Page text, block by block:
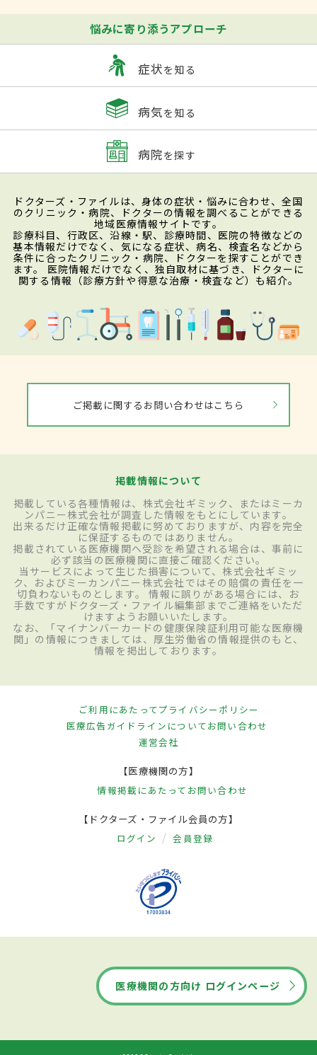
悩みに寄り添うアプローチ
症状を知る
病気を知る
病院を探す
ドクターズ・ファイルは、身体の症状・悩みに合わせ、全国
のクリニック・病院、ドクターの情報を調べることができる
地域医療情報サイトです。
診療科目、行政区、沿線・駅、診療時間、医院の特徴などの
基本情報だけでなく、気になる症状、病名、検査名などから
条件に合ったクリニック・病院、ドクターを探すことができ
ます。 医院情報だけでなく、独自取材に基づき、ドクターに
関する情報（診療方針や得意な治療・検査など）も紹介。
ご掲載に関するお問い合わせはこちら
掲載情報について
掲載している各種情報は、株式会社ギミック、またはミーカ
ンパニー株式会社が調査した情報をもとにしています。
出来るだけ正確な情報掲載に努めておりますが、内容を完全
に保証するものではありません。
掲載されている医療機関へ受診を希望される場合は、事前に
必ず該当の医療機関に直接ご確認ください。
当サービスによって生じた損害について、株式会社ギミッ
ク、およびミーカンパニー株式会社ではその賠償の責任を一
切負わないものとします。 情報に誤りがある場合には、お
手数ですがドクターズ・ファイル編集部までご連絡をいただ
けますようお願いいたします。
なお、「マイナンバーカードの健康保険証利用可能な医療機
関」の情報につきましては、厚生労働省の情報提供のもと、
情報を掲出しております。
ご利用にあたってプライバシーポリシー
医療広告ガイドラインについてお問い合わせ
運営会社
【医療機関の方】
情報掲載にあたって お問い合わせ
【ドクターズ・ファイル会員の方】
ログイン 会員登録
医療機関の方向け ログインページ